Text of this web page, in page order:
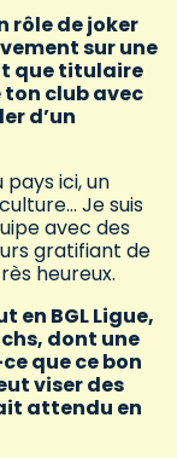
rôle de joker
sur une
que titulaire
club avec
d’un
pays ici, un
Je suis
avec des
gratifiant de
heureux.
en BGL Ligue,
dont une
que ce bon
viser des
attendu en